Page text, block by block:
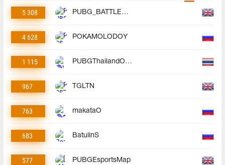
5 308 PUBG_BATTLEGROUNDS
4 628 POKAMOLODOY
1 115 PUBGThailandOfficial
967 TGLTN
763 makataO
683 BatulinS
577 PUBGEsportsMap